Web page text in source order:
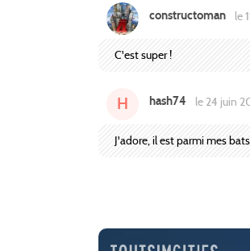
constructoman le
C'est super !
H hash74 le 24 juin
J'adore, il est parmi mes